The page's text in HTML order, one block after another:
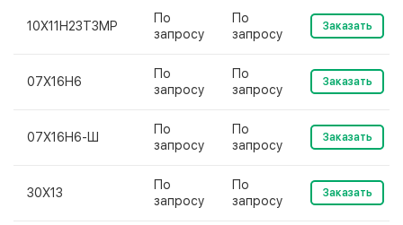
10Х11Н23Т3МР
По
запросу
По
запросу
Заказать
07Х16Н6
По
запросу
По
запросу
Заказать
07Х16Н6-Ш
По
запросу
По
запросу
Заказать
30Х13
По
запросу
По
запросу
Заказать